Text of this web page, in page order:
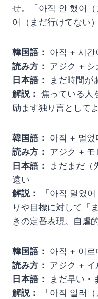
せ。「아직 안 했어
어（まだ行けてない
韓国語： 아직 + 시간
読み方： アジク + シ
日本語：
まだ時間が
解説： 焦っている人
励ます独り言として
韓国語： 아직 + 멀었
読み方： アジク + モ
日本語：
まだまだ（
遠い
解説：
「아직 멀었
りや目標に対して「
きの定番表現。自虐
韓国語： 아직 + 이르
読み方： アジク + イ
日本語：
まだ早い・
解説：
「아직 일러